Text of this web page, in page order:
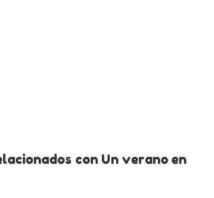
con Un verano en